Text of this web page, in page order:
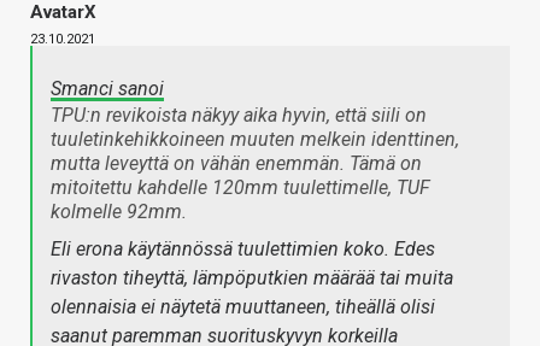
AvatarX
23.10.2021
Smanci sanoi
TPU:n revikoista näkyy aika hyvin, että siili on
tuuletinkehikkoineen muuten melkein identtinen,
mutta leveyttä on vähän enemmän. Tämä on
mitoitettu kahdelle 120mm tuulettimelle, TUF
kolmelle 92mm.
Eli erona käytännössä tuulettimien koko. Edes
rivaston tiheyttä, lämpöputkien määrää tai muita
olennaisia ei näytetä muuttaneen, tiheällä olisi
saanut paremman suorituskyvyn korkeilla